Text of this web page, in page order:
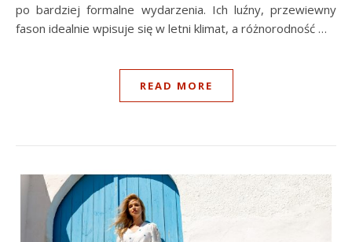
po bardziej formalne wydarzenia. Ich luźny, przewiewny
fason idealnie wpisuje się w letni klimat, a różnorodność …
READ MORE